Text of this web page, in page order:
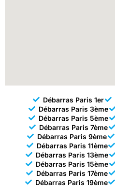
Débarras Paris 1er
Débarras Paris 3ème
Débarras Paris 5ème
Débarras Paris 7ème
Débarras Paris 9ème
Débarras Paris 11ème
Débarras Paris 13ème
Débarras Paris 15ème
Débarras Paris 17ème
Débarras Paris 19ème